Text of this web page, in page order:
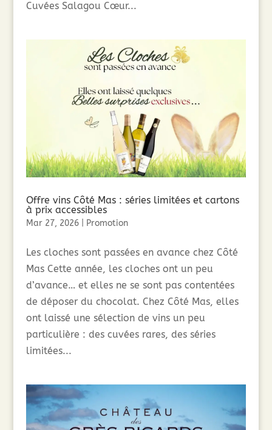
Cuvées Salagou Cœur...
Offre vins Côté Mas : séries limitées et cartons
à prix accessibles
Mar 27, 2026| Promotion
Les cloches sont passées en avance chez Côté
Mas Cette année, les cloches ont un peu
d’avance… et elles ne se sont pas contentées
de déposer du chocolat. Chez Côté Mas, elles
ont laissé une sélection de vins un peu
particulière : des cuvées rares, des séries
limitées...